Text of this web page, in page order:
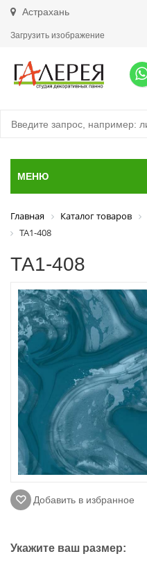
Астрахань
Загрузить изображение
МЕНЮ
Главная Каталог товаров
ТА1-408
ТА1-408
Добавить в избранное
Укажите ваш размер: